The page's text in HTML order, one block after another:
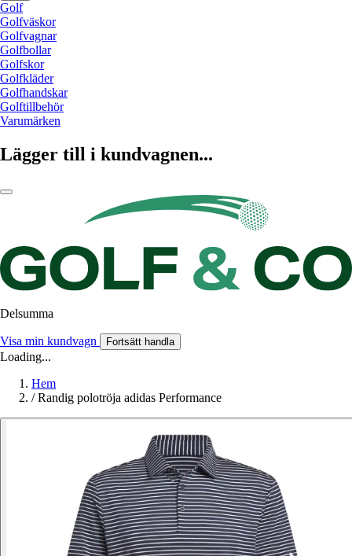
Golf
Golfväskor
Golfvagnar
Golfbollar
Golfskor
Golfkläder
Golfhandskar
Golftillbehör
Varumärken
Lägger till i kundvagnen...
Delsumma
Visa min kundvagn Fortsätt handla
Loading...
Hem
/ Randig polotröja adidas Performance